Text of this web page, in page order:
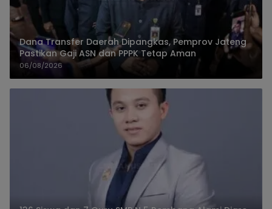
Dana Transfer Daerah Dipangkas, Pemprov Jateng
Pastikan Gaji ASN dan PPPK Tetap Aman
06/08/2026